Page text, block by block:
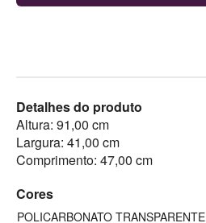
Detalhes do produto
Altura: 91,00 cm
Largura: 41,00 cm
Comprimento: 47,00 cm
Cores
POLICARBONATO TRANSPARENTE